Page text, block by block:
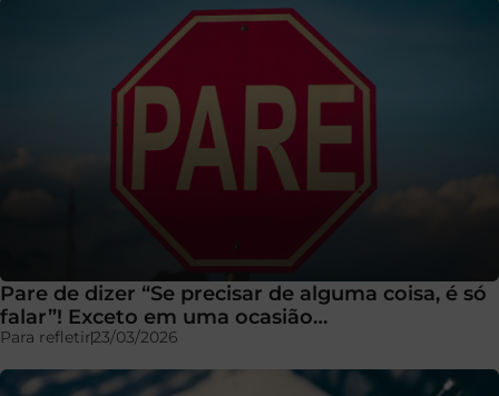
Pare de dizer “Se precisar de alguma coisa, é só
falar”! Exceto em uma ocasião…
Para refletir23/03/2026